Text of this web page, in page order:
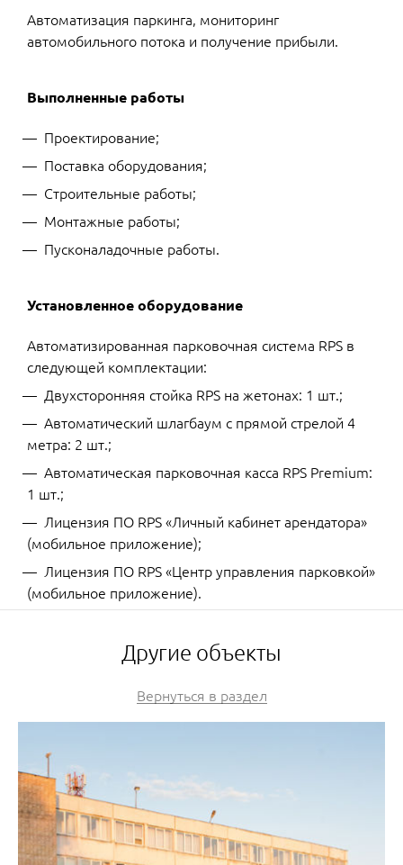
Автоматизация паркинга, мониторинг
автомобильного потока и получение прибыли.
Выполненные работы
Проектирование;
Поставка оборудования;
Строительные работы;
Монтажные работы;
Пусконаладочные работы.
Установленное оборудование
Автоматизированная парковочная система RPS в
следующей комплектации:
Двухсторонняя стойка RPS на жетонах: 1 шт.;
Автоматический шлагбаум с прямой стрелой 4
метра: 2 шт.;
Автоматическая парковочная касса RPS Premium:
1 шт.;
Лицензия ПО RPS «Личный кабинет арендатора»
(мобильное приложение);
Лицензия ПО RPS «Центр управления парковкой»
(мобильное приложение).
Другие объекты
Вернуться в раздел